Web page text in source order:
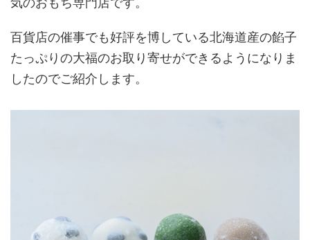
百貨店の催事でも好評を博している北海道産の餡子
たっぷりの大福のお取り寄せができるようになりま
したのでご紹介します。